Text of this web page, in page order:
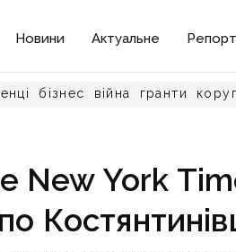
Новини Актуальне
бізнес війна гранти
New York